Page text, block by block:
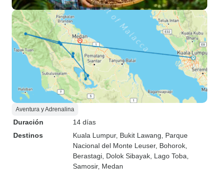
Aventura y Adrenalina
Duración
14 días
Destinos
Kuala Lumpur, Bukit Lawang , Parque
Nacional del Monte Leuser, Bohorok
Berastagi , Dolok Sibayak , Lago Toba
Samosir, Medan